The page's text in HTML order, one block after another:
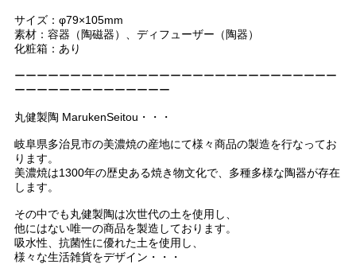
サイズ：φ79×105mm
素材：容器（陶磁器）、ディフューザー（陶器）
化粧箱：あり
ーーーーーーーーーーーーーーーーーーーーーーーーーーーーー
ーーーーーーーーーーーーーー
丸健製陶 MarukenSeitou・・・
岐阜県多治見市の美濃焼の産地にて様々商品の製造を行なってお
ります。
美濃焼は1300年の歴史ある焼き物文化で、多種多様な陶器が存在
します。
その中でも丸健製陶は次世代の土を使用し、
他にはない唯一の商品を製造しております。
吸水性、抗菌性に優れた土を使用し、
様々な生活雑貨をデザイン・・・